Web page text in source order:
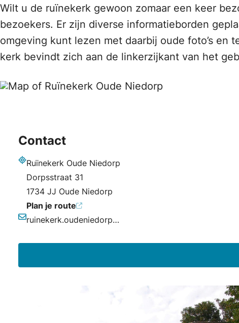
Wilt u de ruïnekerk gewoon zomaar een keer
bezoekers. Er zijn diverse informatieborden
omgeving kunt lezen met daarbij oude foto’s en
kerk bevindt zich aan de linkerzijkant van het
Contact
Ruïnekerk Oude Niedorp
Dorpsstraat 31
1734 JJ Oude Niedorp
Plan je route
ruinekerk.oudeniedorp@gmail.com